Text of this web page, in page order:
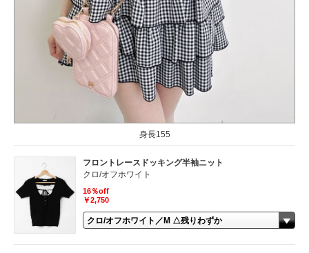
身長155
フロントレースドッキング半袖ニット
クロ/オフホワイト
16％off
￥2,750